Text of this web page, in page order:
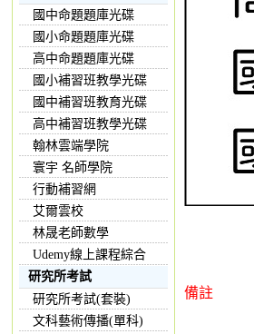
國中命題題庫光碟
國小命題題庫光碟
高中命題題庫光碟
國小補習班教學光碟
國中補習班教育光碟
高中補習班教學光碟
翰林雲端學院
寰宇 名師學院
行動補習網
艾爾雲校
林晟老師數學
Udemy線上課程綜合
研究所考試
研究所考試(套裝)
文科藝術傳播(單科)
備註